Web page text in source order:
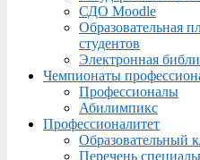
СДО Moodle
Образовательная
студентов
Электронная
Чемпионаты
Профессионалы
Абилимпикс
Профессионалитет
Образовательный
Перечень